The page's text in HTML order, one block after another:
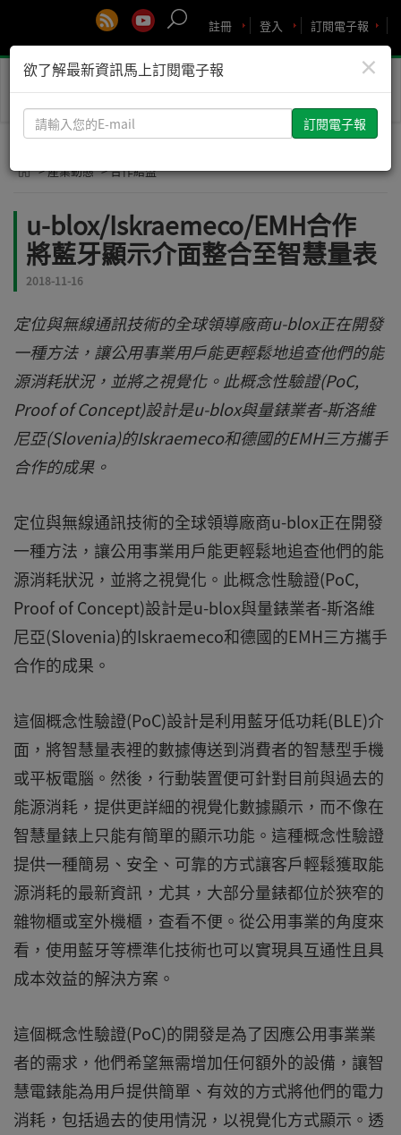
訂閱電子報
登入
註冊
Toggle
> 產業動態 > 合作結盟
u-blox/Iskraemeco/EMH合作
將藍牙顯示介面整合至智慧量表
2018-11-16
定位與無線通訊技術的全球領導廠商u-blox正在開發
一種方法，讓公用事業用戶能更輕鬆地追查他們的能
源消耗狀況，並將之視覺化。此概念性驗證(PoC,
Proof of Concept)設計是u-blox與量錶業者-斯洛維
尼亞(Slovenia)的Iskraemeco和德國的EMH三方攜手
合作的成果。
定位與無線通訊技術的全球領導廠商u-blox正在開發
一種方法，讓公用事業用戶能更輕鬆地追查他們的能
源消耗狀況，並將之視覺化。此概念性驗證(PoC,
Proof of Concept)設計是u-blox與量錶業者-斯洛維
尼亞(Slovenia)的Iskraemeco和德國的EMH三方攜手
合作的成果。
這個概念性驗證(PoC)設計是利用藍牙低功耗(BLE)介
面，將智慧量表裡的數據傳送到消費者的智慧型手機
或平板電腦。然後，行動裝置便可針對目前與過去的
能源消耗，提供更詳細的視覺化數據顯示，而不像在
智慧量錶上只能有簡單的顯示功能。這種概念性驗證
提供一種簡易、安全、可靠的方式讓客戶輕鬆獲取能
源消耗的最新資訊，尤其，大部分量錶都位於狹窄的
雜物櫃或室外機櫃，查看不便。從公用事業的角度來
看，使用藍牙等標準化技術也可以實現具互通性且具
成本效益的解決方案。
這個概念性驗證(PoC)的開發是為了因應公用事業業
者的需求，他們希望無需增加任何額外的設備，讓智
慧電錶能為用戶提供簡單、有效的方式將他們的電力
消耗，包括過去的使用情況，以視覺化方式顯示。透
×
欲了解最新資訊馬上訂閱電子報
請
輸
您
E-
mail